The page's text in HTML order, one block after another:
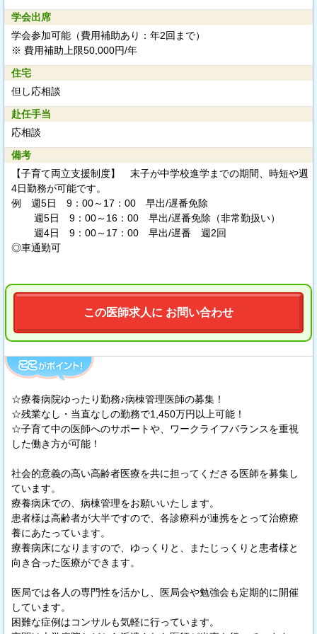
学会出席
学会参加可能（費用補助あり：年2回まで）
※ 費用補助上限50,000円/年
住宅
但し応相談
赴任手当
応相談
備考
【子育て両立支援制度】 末子が中学校進学までの期間、時短や週
4日勤務が可能です。
例 週5日 9：00～17：00 早出/遅番免除
週5日 9：00～16：00 早出/遅番免除（非常勤扱い）
週4日 9：00～17：00 早出/遅番 週2回
◎車通勤可
この医師求人に お問い合わせ
☆療養病院ゆったり勤務♪病棟管理医師の募集！
☆残業なし・当直なしの勤務で1,450万円以上可能！
☆子育て中の医師へのサポートや、ワークライフバランスを重視
した働き方が可能！
社会的意義の高い高齢者医療を共に担ってくださる医師を募集し
ています。
療養病床での、病棟管理をお願いいたします。
患者様は高齢者が大半ですので、各診療科が連携をとって治療療
養にあたっています。
療養病床になりますので、ゆっくりと、またじっくりと患者様と
向き合った医療ができます。
医局では各人の専門性を活かし、医局会や勉強会も定期的に開催
しています。
困難な症例はコンサルも気軽に行っています。